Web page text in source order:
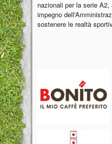
nazionali per la serie
impegno
sostenere le realtà